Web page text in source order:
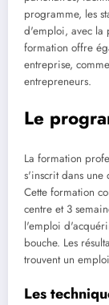
programme, les
d'emploi, avec la
formation offre
entreprise,
entrepreneurs.
Le
La formation
s'inscrit dans une
Cette formation
centre et 3
l'emploi
bouche. Les
trouvent un
Les